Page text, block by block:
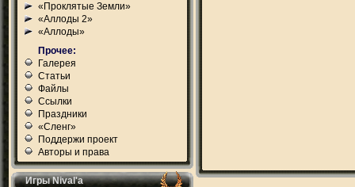
«Проклятые Земли»
«Аллоды 2»
«Аллоды»
Прочее:
Галерея
Статьи
Файлы
Ссылки
Праздники
«Сленг»
Поддержи проект
Авторы и права
Игры Nival'а